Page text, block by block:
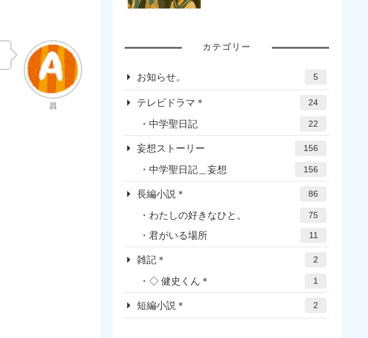
昌
カテゴリー
お知らせ。 5
テレビドラマ＊ 24
中学聖日記 22
妄想ストーリー 156
中学聖日記＿妄想 156
長編小説＊ 86
わたしの好きなひと。 75
君がいる場所 11
雑記＊ 2
◇ 健史くん＊ 1
短編小説＊ 2